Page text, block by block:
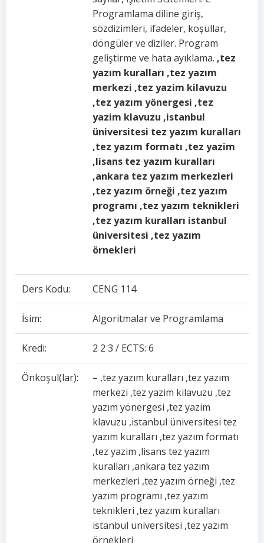
Programlama diline giriş,
sözdizimleri, ifadeler, koşullar,
döngüler ve diziler. Program
geliştirme ve hata ayıklama. ,tez
yazım kuralları ,tez yazım
merkezi ,tez yazim kilavuzu
,tez yazım yönergesi ,tez
yazim klavuzu ,istanbul
üniversitesi tez yazım kuralları
,tez yazım formatı ,tez yazim
,lisans tez yazım kuralları
,ankara tez yazım merkezleri
,tez yazım örneği ,tez yazım
programı ,tez yazım teknikleri
,tez yazım kuralları istanbul
üniversitesi ,tez yazım
örnekleri
Ders Kodu: CENG 114
İsim: Algoritmalar ve Programlama
Kredi: 2 2 3 / ECTS: 6
Önkoşul(lar):
– ,tez yazım kuralları ,tez yazım
merkezi ,tez yazim kilavuzu ,tez
yazım yönergesi ,tez yazim
klavuzu ,istanbul üniversitesi tez
yazım kuralları ,tez yazım formatı
,tez yazim ,lisans tez yazım
kuralları ,ankara tez yazım
merkezleri ,tez yazım örneği ,tez
yazım programı ,tez yazım
teknikleri ,tez yazım kuralları
istanbul üniversitesi ,tez yazım
örnekleri